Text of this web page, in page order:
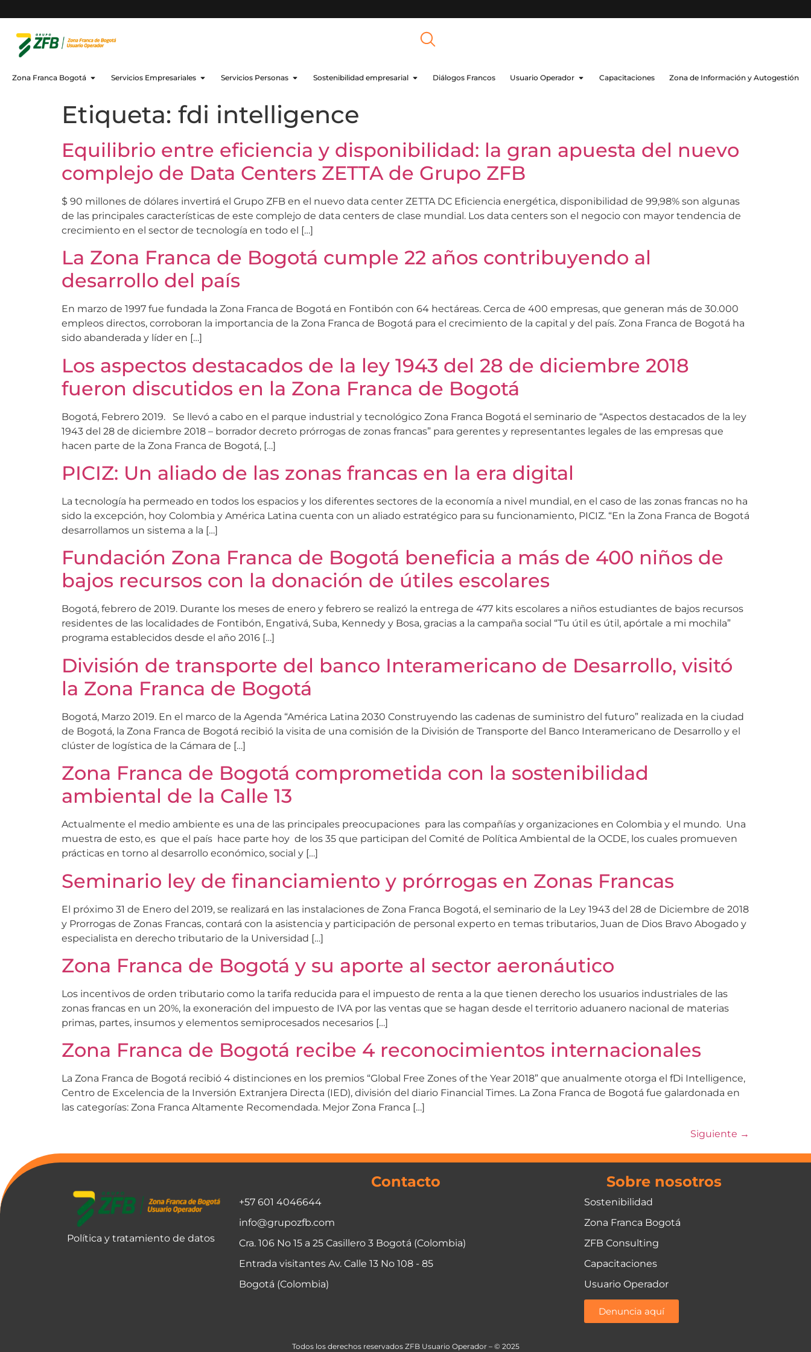
Zona Franca Bogotá Servicios Empresariales Servicios Personas Sostenibilidad empresarial Diálogos Francos Usuario Operador Capacitaciones Zona de Información y Autogestión
Etiqueta: fdi intelligence
Equilibrio entre eficiencia y disponibilidad: la gran apuesta del nuevo
complejo de Data Centers ZETTA de Grupo ZFB
$ 90 millones de dólares invertirá el Grupo ZFB en el nuevo data center ZETTA DC Eficiencia energética, disponibilidad de 99,98% son algunas
de las principales características de este complejo de data centers de clase mundial. Los data centers son el negocio con mayor tendencia de
crecimiento en el sector de tecnología en todo el […]
La Zona Franca de Bogotá cumple 22 años contribuyendo al
desarrollo del país
En marzo de 1997 fue fundada la Zona Franca de Bogotá en Fontibón con 64 hectáreas. Cerca de 400 empresas, que generan más de 30.000
empleos directos, corroboran la importancia de la Zona Franca de Bogotá para el crecimiento de la capital y del país. Zona Franca de Bogotá ha
sido abanderada y líder en […]
Los aspectos destacados de la ley 1943 del 28 de diciembre 2018
fueron discutidos en la Zona Franca de Bogotá
Bogotá, Febrero 2019. Se llevó a cabo en el parque industrial y tecnológico Zona Franca Bogotá el seminario de “Aspectos destacados de la ley
1943 del 28 de diciembre 2018 – borrador decreto prórrogas de zonas francas” para gerentes y representantes legales de las empresas que
hacen parte de la Zona Franca de Bogotá, […]
PICIZ: Un aliado de las zonas francas en la era digital
La tecnología ha permeado en todos los espacios y los diferentes sectores de la economía a nivel mundial, en el caso de las zonas francas no ha
sido la excepción, hoy Colombia y América Latina cuenta con un aliado estratégico para su funcionamiento, PICIZ. “En la Zona Franca de Bogotá
desarrollamos un sistema a la […]
Fundación Zona Franca de Bogotá beneficia a más de 400 niños de
bajos recursos con la donación de útiles escolares
Bogotá, febrero de 2019. Durante los meses de enero y febrero se realizó la entrega de 477 kits escolares a niños estudiantes de bajos recursos
residentes de las localidades de Fontibón, Engativá, Suba, Kennedy y Bosa, gracias a la campaña social “Tu útil es útil, apórtale a mi mochila”
programa establecidos desde el año 2016 […]
División de transporte del banco Interamericano de Desarrollo, visitó
la Zona Franca de Bogotá
Bogotá, Marzo 2019. En el marco de la Agenda “América Latina 2030 Construyendo las cadenas de suministro del futuro” realizada en la ciudad
de Bogotá, la Zona Franca de Bogotá recibió la visita de una comisión de la División de Transporte del Banco Interamericano de Desarrollo y el
clúster de logística de la Cámara de […]
Zona Franca de Bogotá comprometida con la sostenibilidad
ambiental de la Calle 13
Actualmente el medio ambiente es una de las principales preocupaciones para las compañías y organizaciones en Colombia y el mundo. Una
muestra de esto, es que el país hace parte hoy de los 35 que participan del Comité de Política Ambiental de la OCDE, los cuales promueven
prácticas en torno al desarrollo económico, social y […]
Seminario ley de financiamiento y prórrogas en Zonas Francas
El próximo 31 de Enero del 2019, se realizará en las instalaciones de Zona Franca Bogotá, el seminario de la Ley 1943 del 28 de Diciembre de 2018
y Prorrogas de Zonas Francas, contará con la asistencia y participación de personal experto en temas tributarios, Juan de Dios Bravo Abogado y
especialista en derecho tributario de la Universidad […]
Zona Franca de Bogotá y su aporte al sector aeronáutico
Los incentivos de orden tributario como la tarifa reducida para el impuesto de renta a la que tienen derecho los usuarios industriales de las
zonas francas en un 20%, la exoneración del impuesto de IVA por las ventas que se hagan desde el territorio aduanero nacional de materias
primas, partes, insumos y elementos semiprocesados necesarios […]
Zona Franca de Bogotá recibe 4 reconocimientos internacionales
La Zona Franca de Bogotá recibió 4 distinciones en los premios “Global Free Zones of the Year 2018” que anualmente otorga el fDi Intelligence,
Centro de Excelencia de la Inversión Extranjera Directa (IED), división del diario Financial Times. La Zona Franca de Bogotá fue galardonada en
las categorías: Zona Franca Altamente Recomendada. Mejor Zona Franca […]
Siguiente →
Política y tratamiento de datos
Contacto
+57 601 4046644
info@grupozfb.com
Cra. 106 No 15 a 25 Casillero 3 Bogotá (Colombia)
Entrada visitantes Av. Calle 13 No 108 - 85
Bogotá (Colombia)
Sobre nosotros
Sostenibilidad
Zona Franca Bogotá
ZFB Consulting
Capacitaciones
Usuario Operador
Denuncia aquí
Todos los derechos reservados ZFB Usuario Operador – © 2025